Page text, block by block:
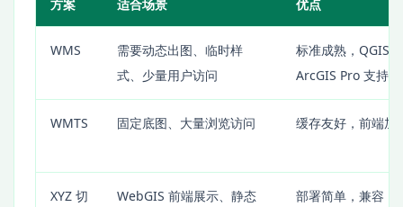
方案 适合场景 优点
WMS
需要动态出图、临时样
式、少量用户访问
标准成熟，QGIS
ArcGIS Pro 支持好
WMTS 固定底图、大量浏览访问 缓存友好，前端加
XYZ 切
WebGIS 前端展示、静态
部署简单，兼容